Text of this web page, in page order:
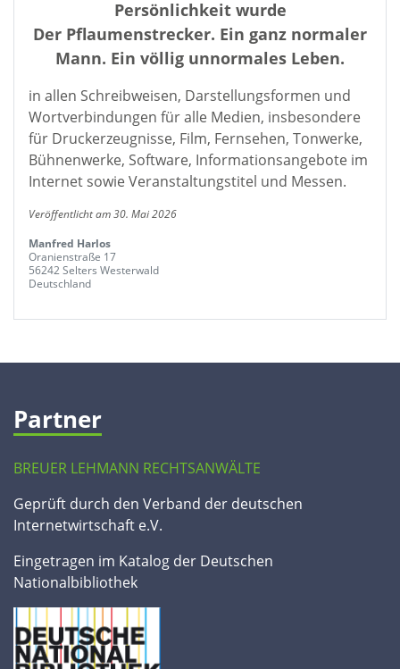
Persönlichkeit wurde
Der Pflaumenstrecker. Ein ganz normaler
Mann. Ein völlig unnormales Leben.
in allen Schreibweisen, Darstellungsformen und
Wortverbindungen für alle Medien, insbesondere
für Druckerzeugnisse, Film, Fernsehen, Tonwerke,
Bühnenwerke, Software, Informationsangebote im
Internet sowie Veranstaltungstitel und Messen.
Veröffentlicht am 30. Mai 2026
Manfred Harlos
Oranienstraße 17
56242 Selters Westerwald
Deutschland
Partner
BREUER LEHMANN RECHTSANWÄLTE
Geprüft durch den Verband der deutschen
Internetwirtschaft e.V.
Eingetragen im Katalog der Deutschen
Nationalbibliothek